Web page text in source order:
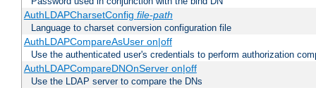
AuthLDAPCharsetConfig file-path
Language to charset conversion configuration file
AuthLDAPCompareAsUser on|off
Use the authenticated user's credentials to perform authorization
AuthLDAPCompareDNOnServer on|off
Use the LDAP server to compare the DNs